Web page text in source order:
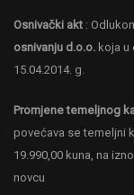
Osnivački akt :
osnivanju d.o.o. koja u
15.04.2014. g.
Promjene temeljnog
povećava se temeljni
19.990,00 kuna, na
novcu